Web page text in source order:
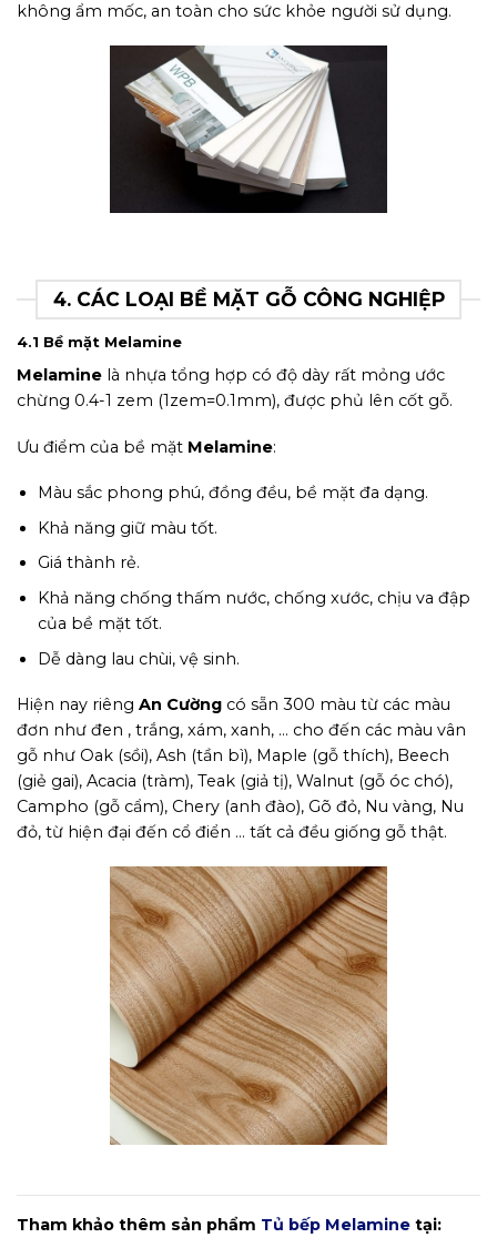
không ẩm mốc, an toàn cho sức khỏe người sử dụng.
4. CÁC LOẠI BỀ MẶT GỖ CÔNG NGHIỆP
4.1 Bề mặt Melamine
Melamine là nhựa tổng hợp có độ dày rất mỏng ước
chừng 0.4-1 zem (1zem=0.1mm), được phủ lên cốt gỗ.
Ưu điểm của bề mặt Melamine:
Màu sắc phong phú, đồng đều, bề mặt đa dạng.
Khả năng giữ màu tốt.
Giá thành rẻ.
Khả năng chống thấm nước, chống xước, chịu va đập
của bề mặt tốt.
Dễ dàng lau chùi, vệ sinh.
Hiện nay riêng An Cường có sẵn 300 màu từ các màu
đơn như đen , trắng, xám, xanh, … cho đến các màu vân
gỗ như Oak (sồi), Ash (tần bì), Maple (gỗ thích), Beech
(giẻ gai), Acacia (tràm), Teak (giả tị), Walnut (gỗ óc chó),
Campho (gỗ cẩm), Chery (anh đào), Gõ đỏ, Nu vàng, Nu
đỏ, từ hiện đại đến cổ điển … tất cả đều giống gỗ thật.
Tham khảo thêm sản phẩm Tủ bếp Melamine tại: